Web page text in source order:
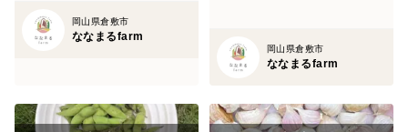
岡山県倉敷市
ななまるfarm
岡山県倉敷市
ななまるfarm